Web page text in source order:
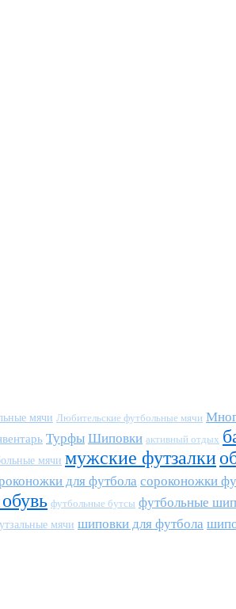
мячи Любительские футбольные мячи
Турфы Шиповки активный отдых
мячи мужские футзалки
для футбола сороконожки
футбольные бутсы футбольные
мячи шиповки для футбола